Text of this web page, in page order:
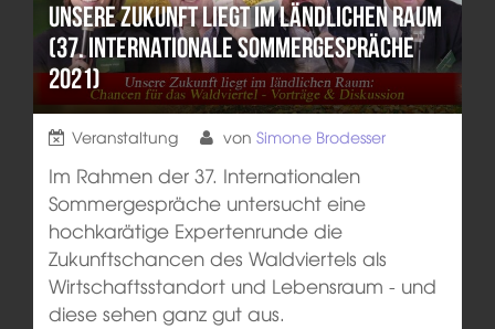
Unsere Zukunft liegt im ländlichen Raum
(37. Internationale Sommergespräche
2021)
Veranstaltung von Simone Brodesser
Im Rahmen der 37. Internationalen
Sommergespräche untersucht eine
hochkarätige Expertenrunde die
Zukunftschancen des Waldviertels als
Wirtschaftsstandort und Lebensraum - und
diese sehen ganz gut aus.